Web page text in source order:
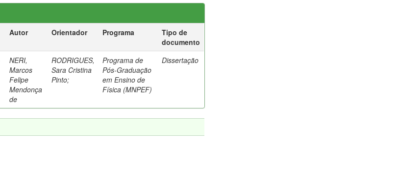
Autor Orientador Programa
Tipo de
documento
NERI,
Marcos
Felipe
Mendonça
de
RODRIGUES,
Sara Cristina
Pinto;
Programa de
Pós-Graduação
em Ensino de
Física (MNPEF)
Dissertação